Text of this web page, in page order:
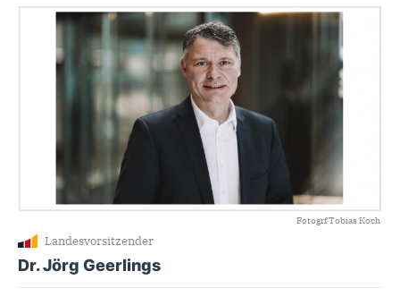
Fotogrf Tobias Koch
Landesvorsitzender
Dr. Jörg Geerlings